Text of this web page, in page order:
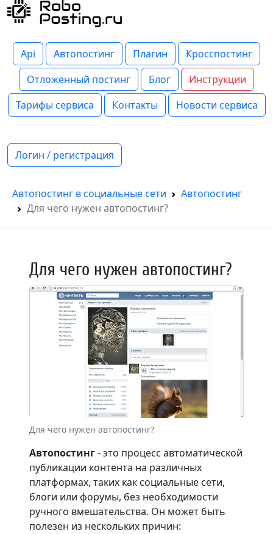
Api Автопостинг Плагин
Кросспостинг
Отложенный постинг
Блог
Инструкции
Тарифы сервиса
Контакты Новости сервиса
Логин / регистрация
Автопостинг в социальные сети
Автопостинг
Для чего нужен автопостинг?
Для чего нужен автопостинг?
Для чего нужен автопостинг?
Автопостинг- это процесс автоматической
публикации контента на различных
платформах, таких как социальные сети,
блоги или форумы, без необходимости
ручного вмешательства. Он может быть
полезен из нескольких причин: